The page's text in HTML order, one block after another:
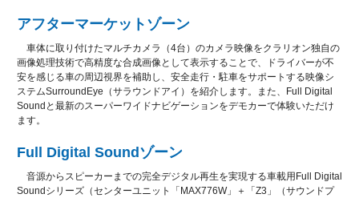
アフターマーケットゾーン
車体に取り付けたマルチカメラ（4台）のカメラ映像をクラリオン独自の
画像処理技術で高精度な合成画像として表示することで、ドライバーが不
安を感じる車の周辺視界を補助し、安全走行・駐車をサポートする映像シ
ステムSurroundEye（サラウンドアイ）を紹介します。また、Full Digital
Soundと最新のスーパーワイドナビゲーションをデモカーで体験いただけ
ます。
Full Digital Soundゾーン
音源からスピーカーまでの完全デジタル再生を実現する車載用Full Digital
Soundシリーズ（センターユニット「MAX776W」＋「Z3」（サウンドプ